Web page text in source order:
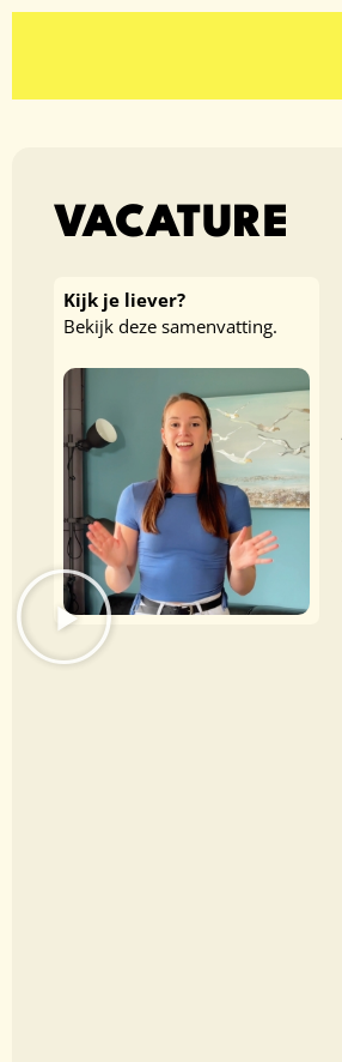
VACATURE
Kijk je liever?
Bekijk deze samenvatting.